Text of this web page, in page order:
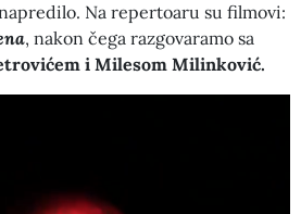
Na repertoaru su filmovi:
, nakon čega razgovaramo sa
i Milesom Milinković.